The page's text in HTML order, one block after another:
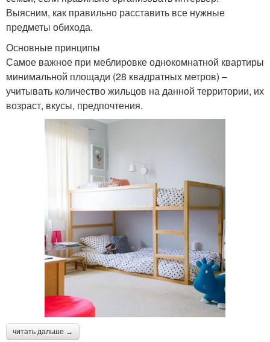
Выясним, как правильно расставить все нужные
предметы обихода.
Основные принципы
Самое важное при меблировке однокомнатной квартиры
минимальной площади (28 квадратных метров) –
учитывать количество жильцов на данной территории, их
возраст, вкусы, предпочтения.
читать дальше →